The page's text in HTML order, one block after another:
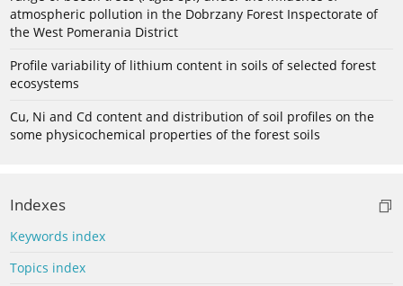
atmospheric pollution in the Dobrzany Forest Inspectorate of
the West Pomerania District
Profile variability of lithium content in soils of selected forest
ecosystems
Cu, Ni and Cd content and distribution of soil profiles on the
some physicochemical properties of the forest soils
Indexes
Keywords index
Topics index